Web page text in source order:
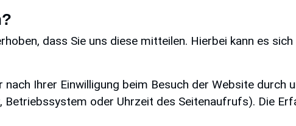
dass Sie uns diese mitteilen. Hierbei kann es
Ihrer Einwilligung beim Besuch der Website durch
Betriebssystem oder Uhrzeit des Seitenaufrufs). Die